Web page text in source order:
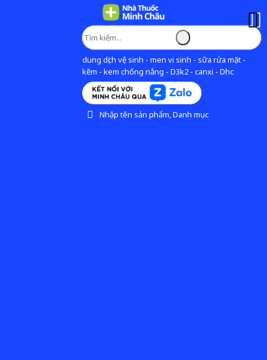
dung dịch vệ sinh - men vi sinh - sữa rửa mặt -
kẽm - kem chống nắng - D3k2 - canxi - Dhc
Nhập tên sản phẩm, Danh mục